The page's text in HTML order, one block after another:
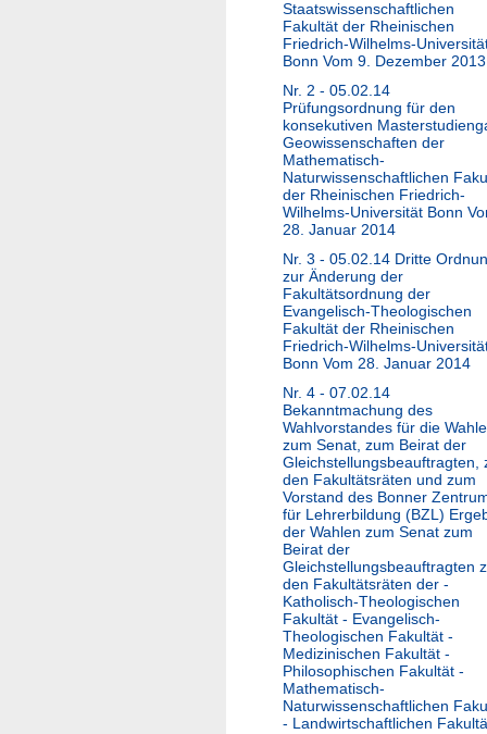
Staatswissenschaftlichen
Fakultät der Rheinischen
Friedrich-Wilhelms-
Bonn Vom 9. Dezember 2013
Nr. 2 - 05.02.14
Prüfungsordnung für den
konsekutiven
Geowissenschaften der
Mathematisch-
Naturwissenschaftlichen
der Rheinischen Friedrich-
Wilhelms-Universität Bonn
28. Januar 2014
Nr. 3 - 05.02.14 Dritte
zur Änderung der
Fakultätsordnung der
Evangelisch-Theologischen
Fakultät der Rheinischen
Friedrich-Wilhelms-
Bonn Vom 28. Januar 2014
Nr. 4 - 07.02.14
Bekanntmachung des
Wahlvorstandes für die
zum Senat, zum Beirat der
Gleichstellungsbeauftragten,
den Fakultätsräten und zum
Vorstand des Bonner
für Lehrerbildung (BZL)
der Wahlen zum Senat zum
Beirat der
Gleichstellungsbeauftragten
den Fakultätsräten der -
Katholisch-Theologischen
Fakultät - Evangelisch-
Theologischen Fakultät -
Medizinischen Fakultät -
Philosophischen Fakultät -
Mathematisch-
Naturwissenschaftlichen
- Landwirtschaftlichen